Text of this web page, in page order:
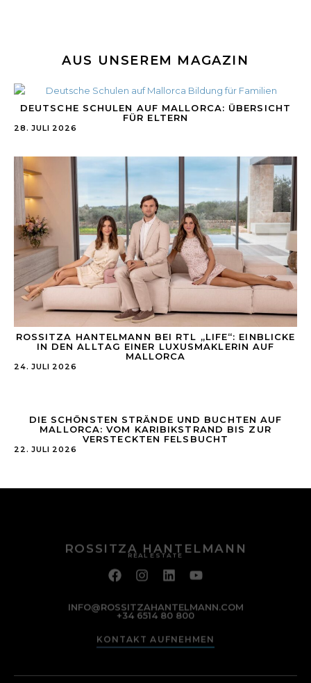
AUS UNSEREM MAGAZIN
DEUTSCHE SCHULEN AUF MALLORCA: ÜBERSICHT
FÜR ELTERN
28. JULI 2026
ROSSITZA HANTELMANN BEI RTL „LIFE“: EINBLICKE
IN DEN ALLTAG EINER LUXUSMAKLERIN AUF
MALLORCA
24. JULI 2026
DIE SCHÖNSTEN STRÄNDE UND BUCHTEN AUF
MALLORCA: VOM KARIBIKSTRAND BIS ZUR
VERSTECKTEN FELSBUCHT
22. JULI 2026
ROSSITZA HANTELMANN
REAL ESTATE
INFO@ROSSITZAHANTELMANN.COM
+34 6514 80 800
KONTAKT AUFNEHMEN